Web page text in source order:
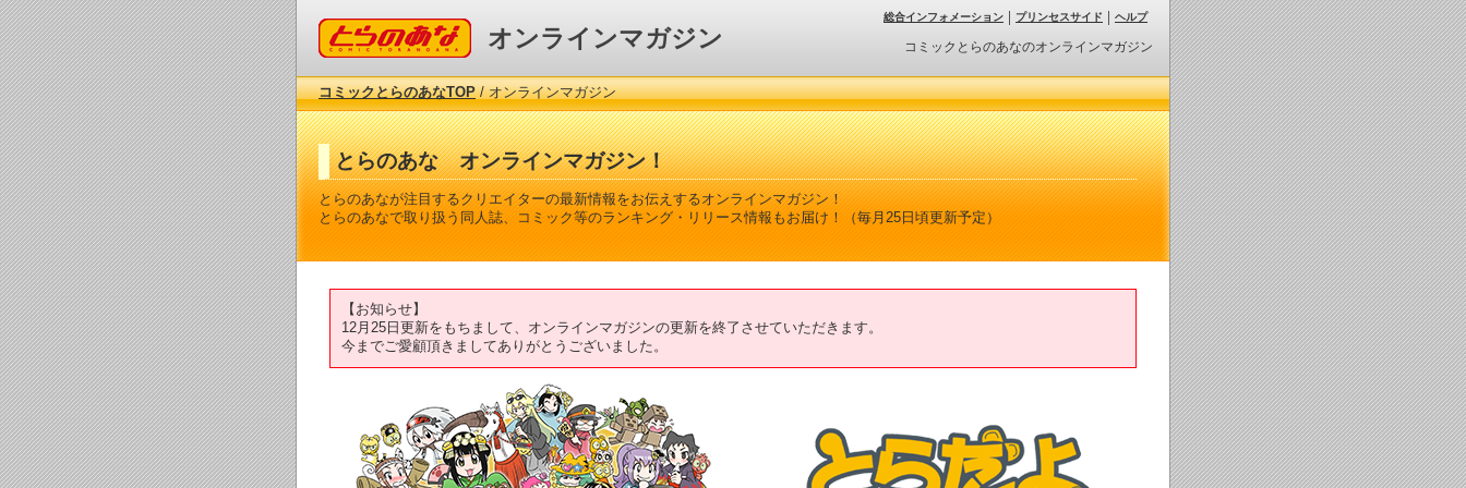
コミックとらのあな オンラインマガジン コミックとらのあなのオンラインマガジン
総合インフォメーション プリンセスサイド ヘルプ
コミックとらのあなTOP/ オンラインマガジン
とらのあな オンラインマガジン！
とらのあなが注目するクリエイターの最新情報をお伝えするオンラインマガジン！
とらのあなで取り扱う同人誌、コミック等のランキング・リリース情報もお届け！（毎月25日頃更新予定）
【お知らせ】
12月25日更新をもちまして、オンラインマガジンの更新を終了させていただきます。
今までご愛顧頂きましてありがとうございました。